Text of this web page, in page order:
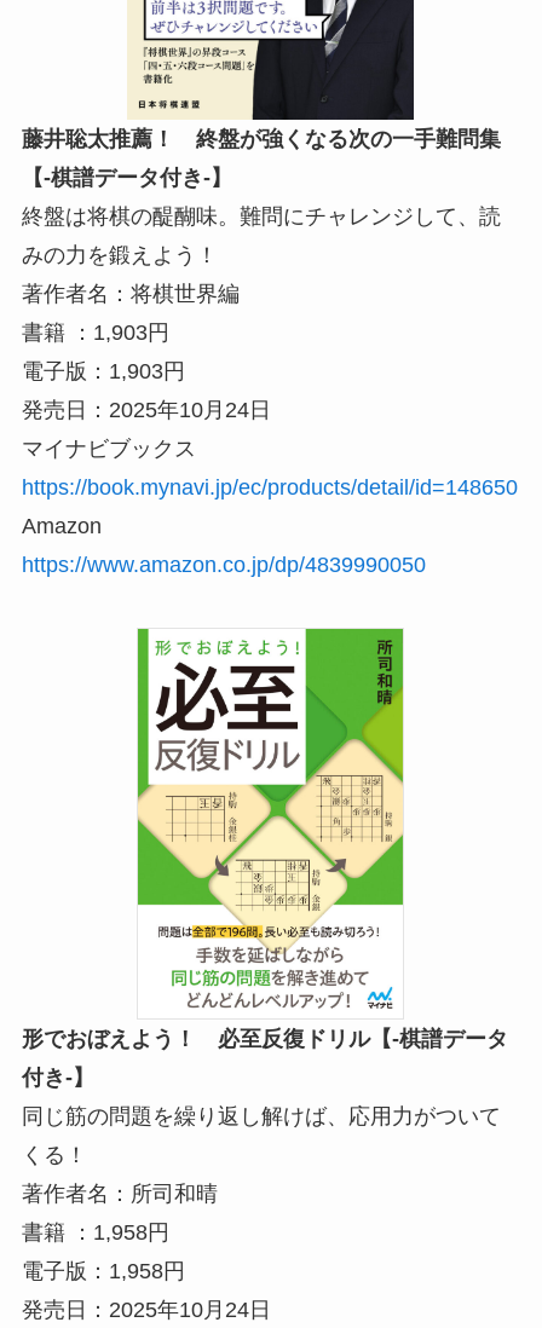
藤井聡太推薦！ 終盤が強くなる次の一手難問集
【-棋譜データ付き-】
終盤は将棋の醍醐味。難問にチャレンジして、読
みの力を鍛えよう！
著作者名：将棋世界編
書籍 ：1,903円
電子版：1,903円
発売日：2025年10月24日
マイナビブックス
https://book.mynavi.jp/ec/products/detail/id=148650
Amazon
https://www.amazon.co.jp/dp/4839990050
形でおぼえよう！ 必至反復ドリル【-棋譜データ
付き-】
同じ筋の問題を繰り返し解けば、応用力がついて
くる！
著作者名：所司和晴
書籍 ：1,958円
電子版：1,958円
発売日：2025年10月24日